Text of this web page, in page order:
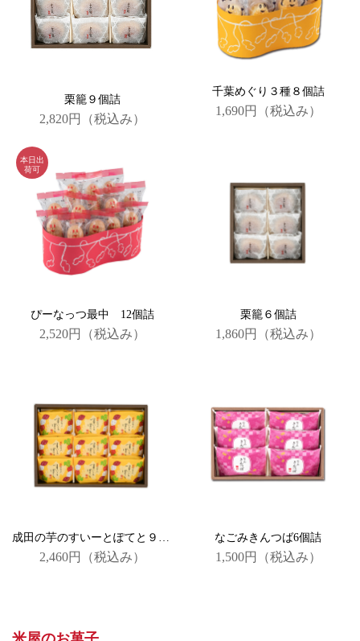
栗籠９個詰
2,820円 （税込み）
千葉めぐり３種８個詰
1,690円 （税込み）
ぴーなっつ最中 12個詰
2,520円 （税込み）
栗籠６個詰
1,860円 （税込み）
2,460円 （税込み）
なごみきんつば6個詰
1,500円 （税込み）